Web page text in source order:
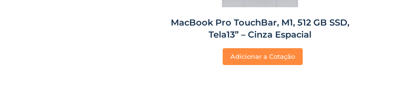
MacBook Pro TouchBar, M1, 512 GB SSD,
Tela13” – Cinza Espacial
Adicionar a Cotação